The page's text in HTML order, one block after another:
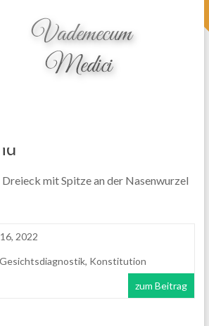
topheader
Startseite
Blog
mit Spitze an der Nasenwurzel
2022
Gesichtsdiagnostik, Konstitution
zum Beitrag